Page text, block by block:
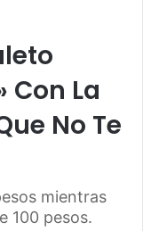
Con La
No Te
mientras
100 pesos.